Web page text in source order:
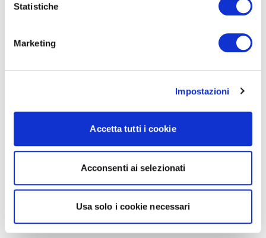
Statistiche
Marketing
Impostazioni
Accetta tutti i cookie
Acconsenti ai selezionati
Usa solo i cookie necessari